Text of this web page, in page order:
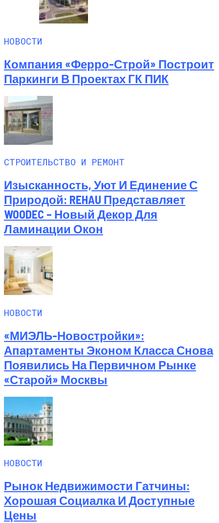
НОВОСТИ
Компания «Ферро-Строй» Построит
Паркинги В Проектах ГК ПИК
СТРОИТЕЛЬСТВО И РЕМОНТ
Изысканность, Уют И Единение С
Природой: REHAU Представляет
WOODEC – Новый Декор Для
Ламинации Окон
НОВОСТИ
«МИЭЛЬ-Новостройки»:
Апартаменты Эконом Класса Снова
Появились На Первичном Рынке
«старой» Москвы
НОВОСТИ
Рынок Недвижимости Гатчины:
Хорошая Социалка И Доступные
Цены